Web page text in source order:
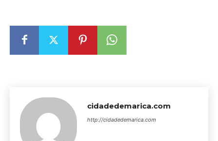
cidadedemarica.com
http://cidadedemarica.com